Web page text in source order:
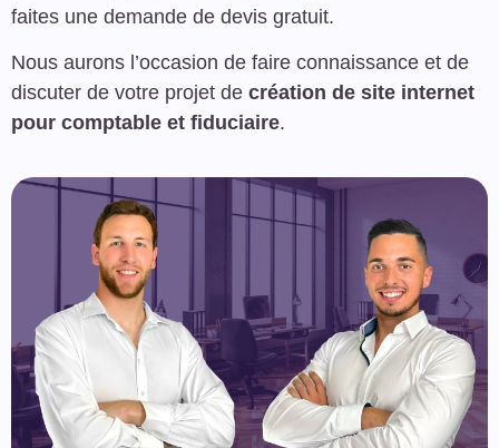
faites une demande de devis gratuit.
Nous aurons l’occasion de faire connaissance et de
discuter de votre projet de création de site internet
pour comptable et fiduciaire.